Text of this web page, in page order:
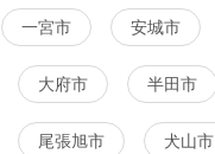
一宮市 安城市
大府市 半田市
尾張旭市 犬山市